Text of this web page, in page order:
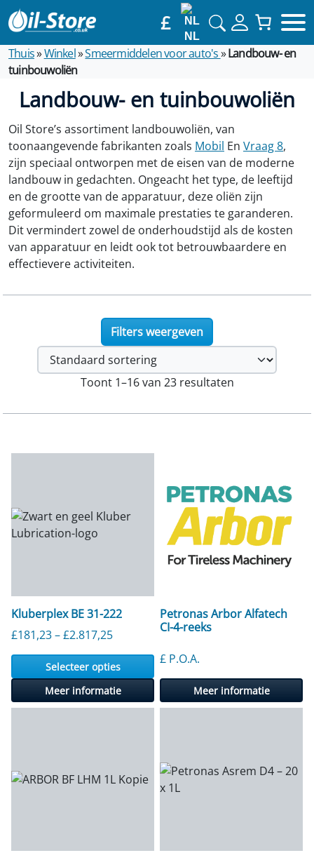
£
NL
Thuis»Winkel»Smeermiddelen voor auto's»Landbouw- en
tuinbouwoliën
Landbouw- en tuinbouwoliën
Oil Store’s assortiment landbouwoliën, van
toonaangevende fabrikanten zoals Mobil En Vraag 8,
zijn speciaal ontworpen met de eisen van de moderne
landbouw in gedachten. Ongeacht het type, de leeftijd
en de grootte van de apparatuur, deze oliën zijn
geformuleerd om maximale prestaties te garanderen.
Dit vermindert zowel de onderhoudstijd als de kosten
van apparatuur en leidt ook tot betrouwbaardere en
effectievere activiteiten.
Filters weergeven
Toont 1–16 van 23 resultaten
Kluberplex BE 31-222
£181,23–£2.817,25Prijsklasse: £ 181,23 tot £ 2.817,25
Selecteer opties
Meer informatie
Petronas Arbor Alfatech
CI-4-reeks
£ P.O.A.
Meer informatie